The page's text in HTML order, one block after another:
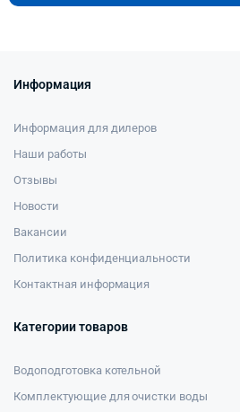
Информация
Информация для дилеров
Наши работы
Отзывы
Новости
Вакансии
Политика конфиденциальности
Контактная информация
Категории товаров
Водоподготовка котельной
Комплектующие для очистки воды